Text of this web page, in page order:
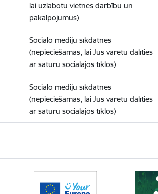
lai uzlabotu vietnes darbību un
pakalpojumus)
Sociālo mediju sīkdatnes
(nepieciešamas, lai Jūs varētu dalīties
ar saturu sociālajos tīklos)
Sociālo mediju sīkdatnes
(nepieciešamas, lai Jūs varētu dalīties
ar saturu sociālajos tīklos)